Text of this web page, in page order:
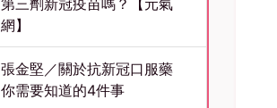
網】
張金堅／關於抗新冠口服藥
你需要知道的4件事